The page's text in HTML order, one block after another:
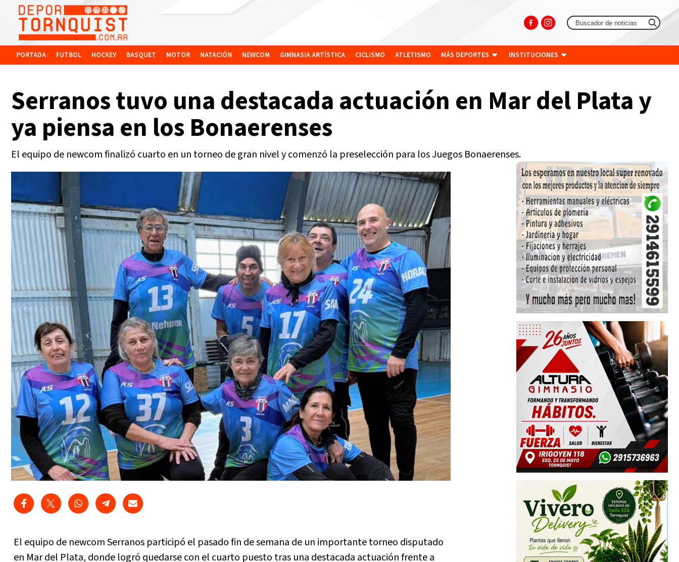
PORTADA FUTBOL HOCKEY BASQUET MOTOR NATACIÓN NEWCOM GIMNASIA ARTÍSTICA CICLISMO ATLETISMO MÁS DEPORTES INSTITUCIONES
Serranos tuvo una destacada actuación en Mar del Plata y
ya piensa en los Bonaerenses
El equipo de newcom finalizó cuarto en un torneo de gran nivel y comenzó la preselección para los Juegos Bonaerenses.
El equipo de newcom Serranos participó el pasado fin de semana de un importante torneo disputado
en Mar del Plata, donde logró quedarse con el cuarto puesto tras una destacada actuación frente a